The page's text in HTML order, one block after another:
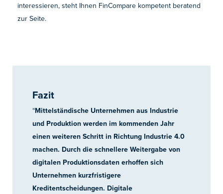
interessieren, steht Ihnen FinCompare kompetent beratend
zur Seite.
Fazit
“Mittelständische Unternehmen aus Industrie
und Produktion werden im kommenden Jahr
einen weiteren Schritt in Richtung Industrie 4.0
machen. Durch die schnellere Weitergabe von
digitalen Produktionsdaten erhoffen sich
Unternehmen kurzfristigere
Kreditentscheidungen. Digitale